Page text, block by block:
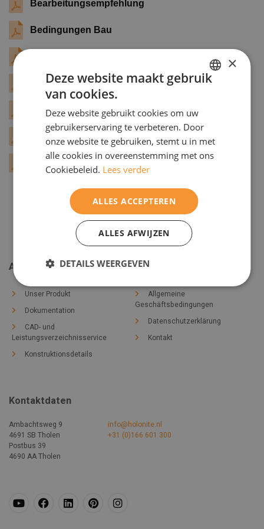
Bearbeitungsempfehlung
Bedingungen Bau
Garantie
Verarbeitungshinweise
Wartungsempfehlung
Allgemeine verkaufsbedingungen
Allgemein
Unser Produkt
Dokumentation
CAD- und
Leistungsverzeichnisservice
Konstruktionsdetails
Allgemeine
Geschäftsbedingungen
Datenschutzerklärung
Kontakt
Kontaktdaten
Ambachtsweg 9
4691 SB Tholen
Postbus 39
4690 AA Tholen
info@holonite.nl
+31 (0)166 601 300
×
Deze website maakt gebruik
van cookies.
Deze website gebruikt cookies om uw
gebruikerservaring te verbeteren. Door
onze website te gebruiken, stemt u in met
alle cookies in overeenstemming met ons
Cookiebeleid. Lees verder
ALLES ACCEPTEREN
ALLES AFWIJZEN
DETAILS WEERGEVEN